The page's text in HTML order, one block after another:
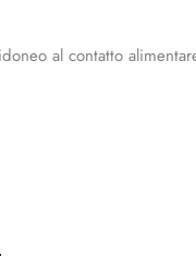
al contatto